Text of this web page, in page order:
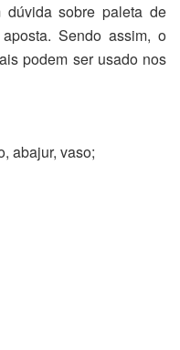
sobre paleta de
Sendo assim, o
podem ser usado nos
abajur, vaso;